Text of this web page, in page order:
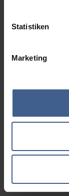
Statistiken
Marketing